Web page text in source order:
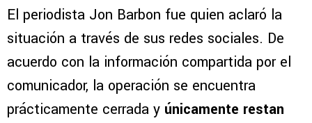
El periodista Jon Barbon fue quien aclaró la
situación a través de sus redes sociales. De
acuerdo con la información compartida por el
comunicador, la operación se encuentra
prácticamente cerrada y únicamente restan